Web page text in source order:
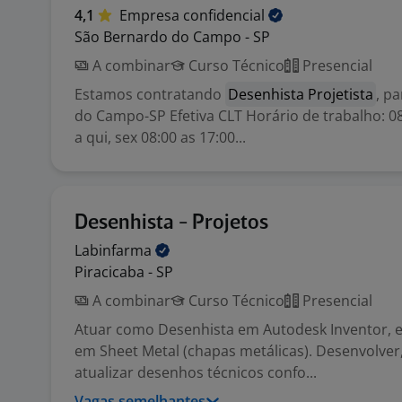
4,1 Empresa confidencial
São Bernardo do Campo - SP
A combinar
Curso Técnico
Presencial
Estamos contratando Desenhista Projetista ,
do Campo-SP Efetiva CLT Horário de trabalho:
a qui, sex 08:00 as 17:00...
Desenhista - Projetos
Labinfarma
Piracicaba - SP
A combinar
Curso Técnico
Presencial
Atuar como Desenhista em Autodesk Inventor,
em Sheet Metal (chapas metálicas).
atualizar desenhos técnicos confo...